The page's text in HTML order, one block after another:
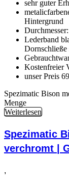
sehr guter
Hintergrund
Lederband
Dornschließe
Kostenfreier
unser Preis
Spezimatic Bison
Menge
Weiterlesen
Spezimatic
verchromt |
,